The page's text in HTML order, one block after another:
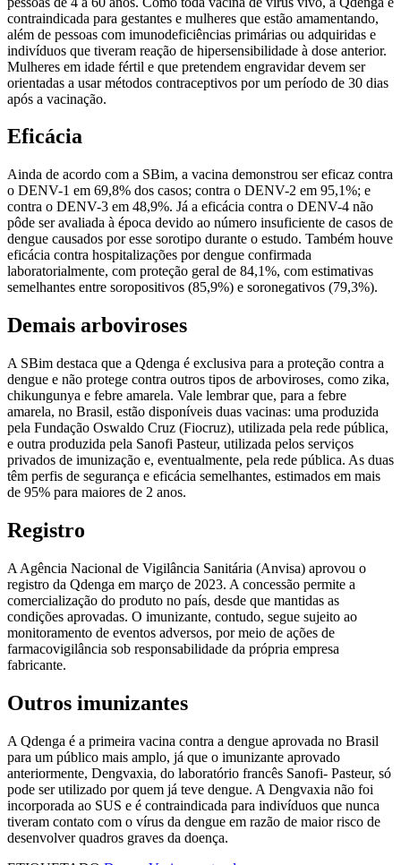
contraindicada para gestantes e mulheres que estão amamentando,
além de pessoas com imunodeficiências primárias ou adquiridas e
indivíduos que tiveram reação de hipersensibilidade à dose anterior.
Mulheres em idade fértil e que pretendem engravidar devem ser
orientadas a usar métodos contraceptivos por um período de 30 dias
após a vacinação.
Eficácia
Ainda de acordo com a SBim, a vacina demonstrou ser eficaz contra
o DENV-1 em 69,8% dos casos; contra o DENV-2 em 95,1%; e
contra o DENV-3 em 48,9%. Já a eficácia contra o DENV-4 não
pôde ser avaliada à época devido ao número insuficiente de casos de
dengue causados por esse sorotipo durante o estudo. Também houve
eficácia contra hospitalizações por dengue confirmada
laboratorialmente, com proteção geral de 84,1%, com estimativas
semelhantes entre soropositivos (85,9%) e soronegativos (79,3%).
Demais arboviroses
A SBim destaca que a Qdenga é exclusiva para a proteção contra a
dengue e não protege contra outros tipos de arboviroses, como zika,
chikungunya e febre amarela. Vale lembrar que, para a febre
amarela, no Brasil, estão disponíveis duas vacinas: uma produzida
pela Fundação Oswaldo Cruz (Fiocruz), utilizada pela rede pública,
e outra produzida pela Sanofi Pasteur, utilizada pelos serviços
privados de imunização e, eventualmente, pela rede pública. As duas
têm perfis de segurança e eficácia semelhantes, estimados em mais
de 95% para maiores de 2 anos.
Registro
A Agência Nacional de Vigilância Sanitária (Anvisa) aprovou o
registro da Qdenga em março de 2023. A concessão permite a
comercialização do produto no país, desde que mantidas as
condições aprovadas. O imunizante, contudo, segue sujeito ao
monitoramento de eventos adversos, por meio de ações de
farmacovigilância sob responsabilidade da própria empresa
fabricante.
Outros imunizantes
A Qdenga é a primeira vacina contra a dengue aprovada no Brasil
para um público mais amplo, já que o imunizante aprovado
anteriormente, Dengvaxia, do laboratório francês Sanofi- Pasteur, só
pode ser utilizado por quem já teve dengue. A Dengvaxia não foi
incorporada ao SUS e é contraindicada para indivíduos que nunca
tiveram contato com o vírus da dengue em razão de maior risco de
desenvolver quadros graves da doença.